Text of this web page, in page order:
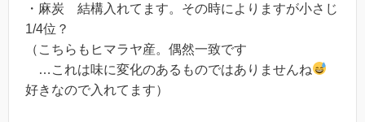
・麻炭 結構入れてます。その時によりますが小さじ
1/4位？
（こちらもヒマラヤ産。偶然一致です
…これは味に変化のあるものではありませんね
好きなので入れてます）